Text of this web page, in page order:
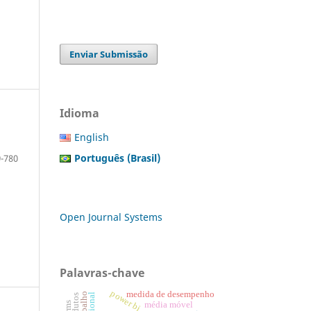
780
Enviar Submissão
Idioma
English
Português (Brasil)
Open Journal Systems
Palavras-chave
power bimedida de desempenho
média móvel